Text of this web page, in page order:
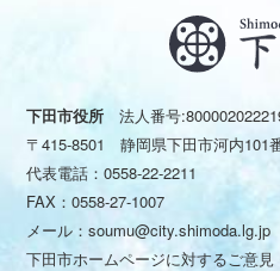
下田市役所 法人番号
〒415-8501 静岡県下田市河内101
代表電話：0558-22-2211
FAX：0558-27-1007
メール：soumu@city.shimoda.lg.jp
下田市ホームページに対するご意見